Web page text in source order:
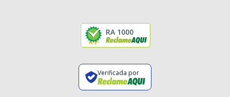
RA 1000
Verificada por